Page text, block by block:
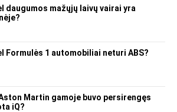
daugumos mažųjų laivų vairai yra
Formulės 1 automobiliai neturi ABS?
Martin gamoje buvo persirengęs
iQ?